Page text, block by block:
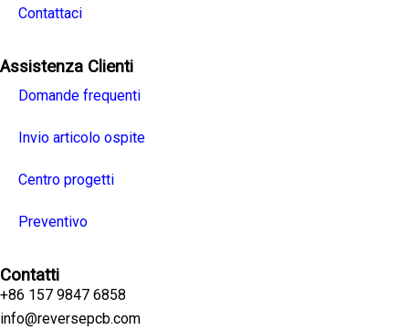
Contattaci
Assistenza Clienti
Domande frequenti
Invio articolo ospite
Centro progetti
Preventivo
Contatti
+86 157 9847 6858
info@reversepcb.com